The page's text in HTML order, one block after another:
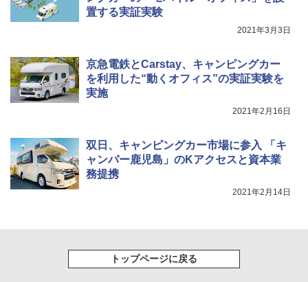
置する実証実験
2021年3月3日
京急電鉄とCarstay、キャンピングカー
を利用した“動くオフィス”の実証実験を
実施
2021年2月16日
双日、キャンピングカー市場に参入 「キ
ャンパー鹿児島」のKアクセスと資本業
務提携
2021年2月14日
トップページに戻る